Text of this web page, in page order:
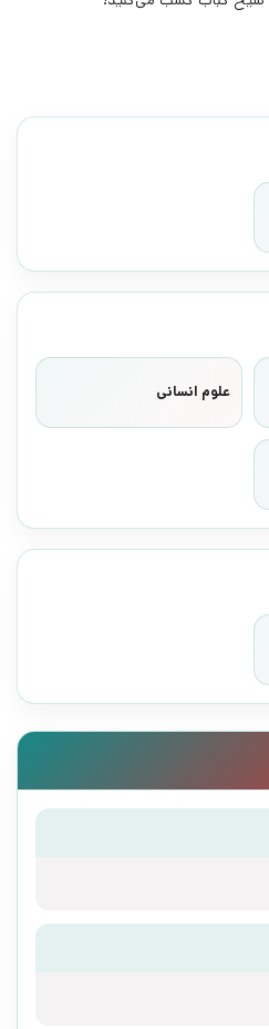
علوم انسانی